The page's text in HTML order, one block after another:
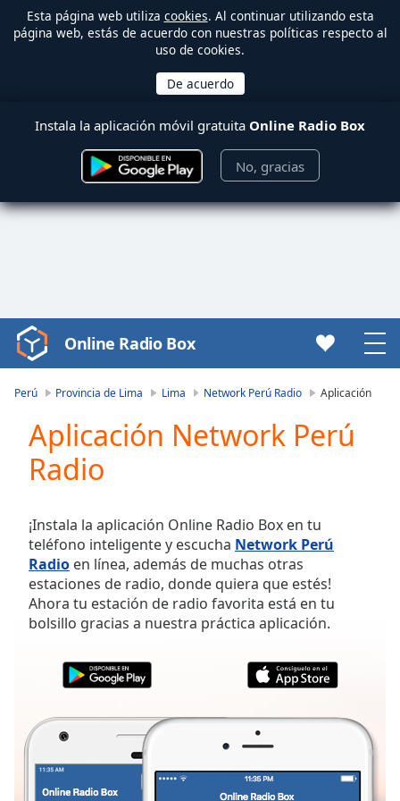
Esta página web utiliza cookies. Al continuar utilizando esta
página web, estás de acuerdo con nuestras políticas respecto al
uso de cookies.
Instala la aplicación móvil gratuita Online Radio Box
No, gracias
Video
Player
Play
Video
Skip
Forward
Mute
Current
Time0:00
Duration-:-
Seek to
live,
behind
LIVE
Online Radio Box
Perú Provincia de Lima Lima Network Perú Radio Aplicación
Aplicación Network Perú
Radio
¡Instala la aplicación Online Radio Box en tu
teléfono inteligente y escucha Network Perú
Radio en línea, además de muchas otras
estaciones de radio, donde quiera que estés!
Ahora tu estación de radio favorita está en tu
bolsillo gracias a nuestra práctica aplicación.